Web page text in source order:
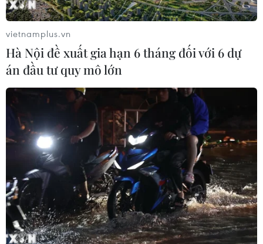
vietnamplus.vn
Hà Nội đề xuất gia hạn 6 tháng đối với 6 dự
án đầu tư quy mô lớn